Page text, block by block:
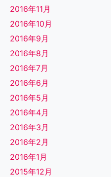
2016年11月
2016年10月
2016年9月
2016年8月
2016年7月
2016年6月
2016年5月
2016年4月
2016年3月
2016年2月
2016年1月
2015年12月